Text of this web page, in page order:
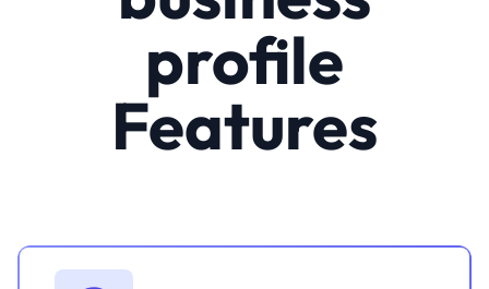
profile
Features